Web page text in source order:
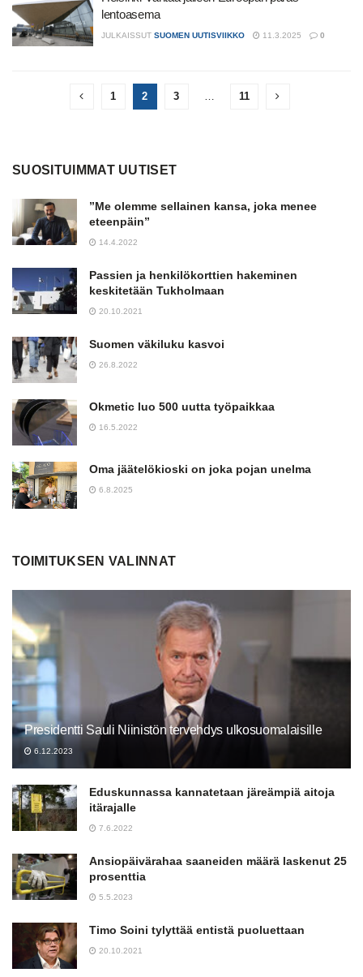
lentoasema
JULKAISSUT SUOMEN UUTISVIIKKO 11.3.2025 0
1 2 3 … 11
SUOSITUIMMAT UUTISET
”Me olemme sellainen kansa, joka menee
eteenpäin”
14.4.2022
Passien ja henkilökorttien hakeminen
keskitetään Tukholmaan
20.10.2021
Suomen väkiluku kasvoi
26.8.2022
Okmetic luo 500 uutta työpaikkaa
16.5.2022
Oma jäätelökioski on joka pojan unelma
6.8.2025
TOIMITUKSEN VALINNAT
Presidentti Sauli Niinistön tervehdys ulkosuomalaisille
6.12.2023
Eduskunnassa kannatetaan järeämpiä aitoja
itärajalle
7.6.2022
Ansiopäivärahaa saaneiden määrä laskenut 25
prosenttia
5.5.2023
Timo Soini tylyttää entistä puoluettaan
20.10.2021